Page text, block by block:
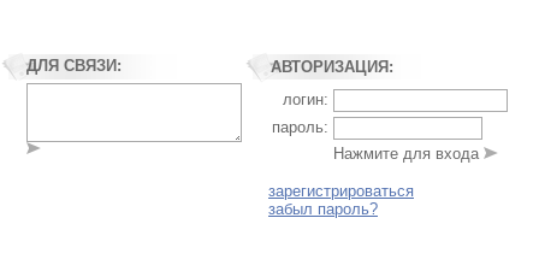
ДЛЯ СВЯЗИ: АВТОРИЗАЦИЯ:
логин:
пароль:
Нажмите для входа
зарегистрироваться
забыл пароль?